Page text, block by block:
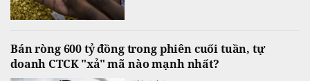
Bán ròng 600 tỷ đồng trong phiên cuối tuần, tự
doanh CTCK "xả" mã nào mạnh nhất?